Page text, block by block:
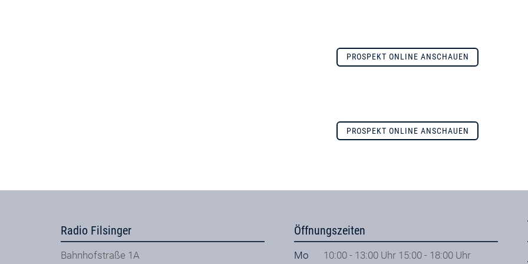
PROSPEKT ONLINE ANSCHAUEN
PROSPEKT ONLINE ANSCHAUEN
Radio Filsinger
Bahnhofstraße 1A
Öffnungszeiten
Mo
10:00 - 13:00 Uhr 15:00 - 18:00 Uhr